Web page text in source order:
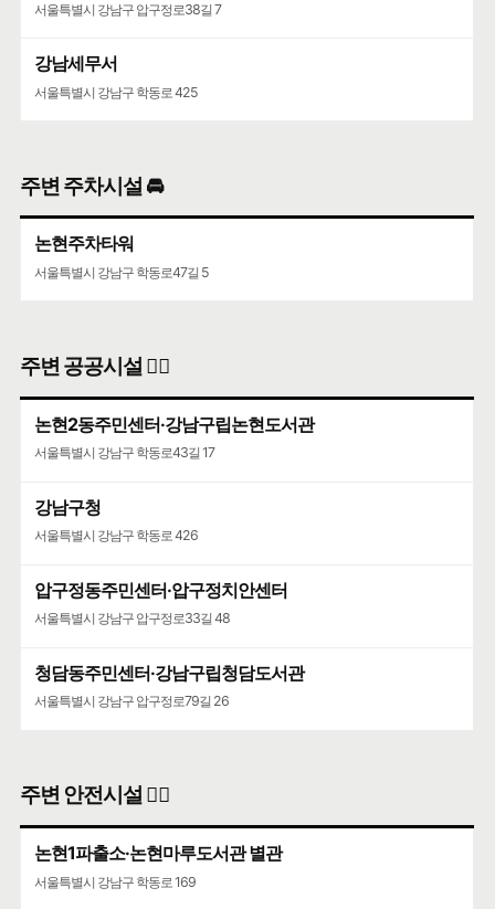
서울특별시 강남구 도산대로 507
코엑스
서울특별시 강남구 영동대로 513
서울특별시 강남구 압구정로38길 7
강남세무서
서울특별시 강남구 학동로 425
주변 주차시설 🚘
논현주차타워
서울특별시 강남구 학동로47길 5
주변 공공시설 👨‍✈️
논현2동주민센터·강남구립논현도서관
서울특별시 강남구 학동로43길 17
강남구청
서울특별시 강남구 학동로 426
압구정동주민센터·압구정치안센터
서울특별시 강남구 압구정로33길 48
청담동주민센터·강남구립청담도서관
서울특별시 강남구 압구정로79길 26
주변 안전시설 👮‍♀️
논현1파출소·논현마루도서관 별관
서울특별시 강남구 학동로 169